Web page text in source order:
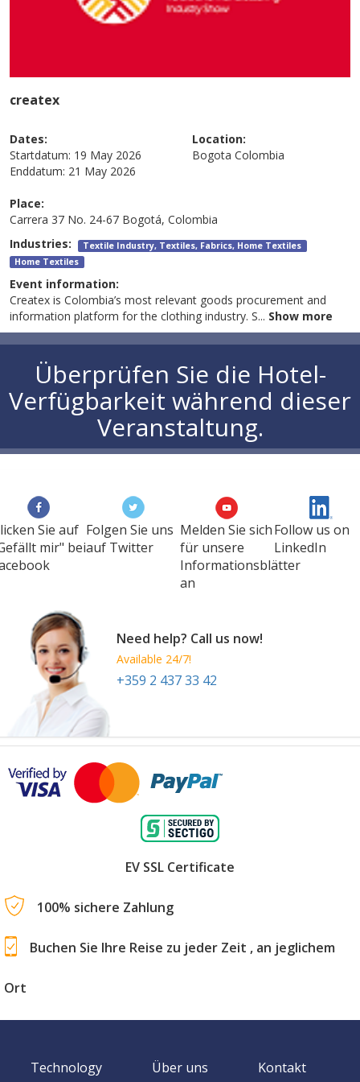
createx
Dates:
Startdatum: 19 May 2026
Enddatum: 21 May 2026
Location:
Bogota Colombia
Place:
Carrera 37 No. 24-67 Bogotá, Colombia
Industries: Textile Industry, Textiles, Fabrics, Home Textiles
Home Textiles
Event information:
Createx is Colombia’s most relevant goods procurement and
information platform for the clothing industry. S... Show more
Überprüfen Sie die Hotel-
Verfügbarkeit während dieser
Veranstaltung.
Sie auf
mir" bei
Folgen Sie uns
auf Twitter
Melden Sie sich
für unsere
Informationsblätter
an
Follow us on
LinkedIn
Need help? Call us now!
Available 24/7!
+359 2 437 33 42
EV SSL Certificate
100% sichere Zahlung
Buchen Sie Ihre Reise zu jeder Zeit , an jeglichem
Ort
Technology Über uns Kontakt